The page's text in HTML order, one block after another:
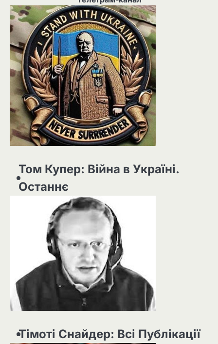
Том Купер: Війна в Україні.
Останнє
Тімоті Снайдер: Всі Публікації